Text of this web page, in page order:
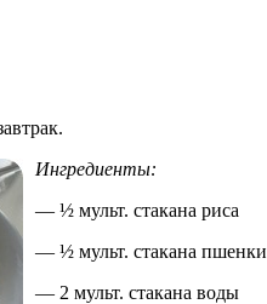
Ингредиенты:
— ½ мульт. стакана риса
— ½ мульт. стакана пшенки
— 2 мульт. стакана воды